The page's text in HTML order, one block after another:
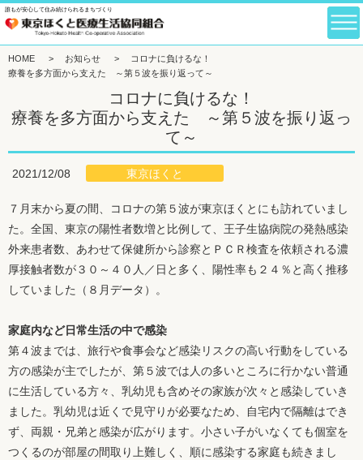
誰もが安心して住み続けられるまちづくり
HOME > お知らせ >
コロナに負けるな！
療養を多方面から支えた ～第５波を振り返って～
コロナに負けるな！
療養を多方面から支えた ～第５波を振り返っ
て～
2021/12/08 東京ほくと
７月末から夏の間、コロナの第５波が東京ほくとにも訪れていまし
た。全国、東京の陽性者数増と比例して、王子生協病院の発熱感染
外来患者数、あわせて保健所から診察とＰＣＲ検査を依頼される濃
厚接触者数が３０～４０人／日と多く、陽性率も２４％と高く推移
していました（８月データ）。
家庭内など日常生活の中で感染
第４波までは、旅行や食事会など感染リスクの高い行動をしている
方の感染が主でしたが、第５波では人の多いところに行かない普通
に生活している方々、乳幼児も含めその家族が次々と感染していき
ました。乳幼児は近くで見守りが必要なため、自宅内で隔離はでき
ず、両親・兄弟と感染が広がります。小さい子がいなくても個室を
つくるのが部屋の間取り上難しく、順に感染する家庭も続きまし